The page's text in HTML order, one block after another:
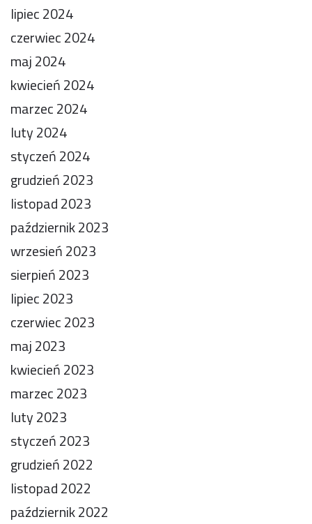
lipiec 2024
czerwiec 2024
maj 2024
kwiecień 2024
marzec 2024
luty 2024
styczeń 2024
grudzień 2023
listopad 2023
październik 2023
wrzesień 2023
sierpień 2023
lipiec 2023
czerwiec 2023
maj 2023
kwiecień 2023
marzec 2023
luty 2023
styczeń 2023
grudzień 2022
listopad 2022
październik 2022